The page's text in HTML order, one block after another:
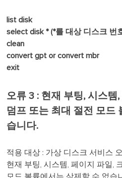
list disk
select disk * (*를 대상 디스크 번
clean
convert gpt or convert mbr
exit
오류 3 : 현재 부팅, 시스템
덤프 또는 최대 절전 모드
습니다.
적용 대상 : 가상 디스크 서비스
현재 부팅, 시스템, 페이지 파일,
모드 볼륨에서는 삭제할 수 없습